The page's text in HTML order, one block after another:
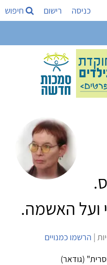
כניסה רישום חיפוש
הרשמו כמנויים
(גודאר)